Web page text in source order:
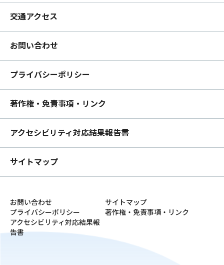
交通アクセス
お問い合わせ
プライバシーポリシー
著作権・免責事項・リンク
アクセシビリティ対応結果報告書
サイトマップ
お問い合わせ
サイトマップ
プライバシーポリシー
著作権・免責事項・リンク
アクセシビリティ対応結果報
告書